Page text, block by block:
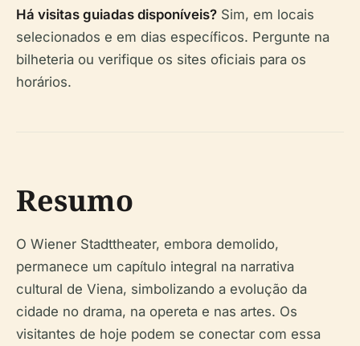
Há visitas guiadas disponíveis? Sim, em locais
selecionados e em dias específicos. Pergunte na
bilheteria ou verifique os sites oficiais para os
horários.
Resumo
O Wiener Stadttheater, embora demolido,
permanece um capítulo integral na narrativa
cultural de Viena, simbolizando a evolução da
cidade no drama, na opereta e nas artes. Os
visitantes de hoje podem se conectar com essa